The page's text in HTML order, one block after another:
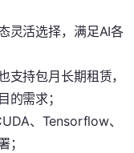
灵活选择，满足AI各
支持包月长期租赁，
的需求；
、Tensorflow、
；